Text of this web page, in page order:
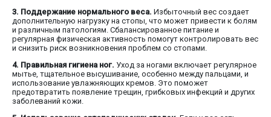
3. Поддержание нормального веса. Избыточный вес создает
дополнительную нагрузку на стопы, что может привести к болям
и различным патологиям. Сбалансированное питание и
регулярная физическая активность помогут контролировать вес
и снизить риск возникновения проблем со стопами.
4. Правильная гигиена ног. Уход за ногами включает регулярное
мытье, тщательное высушивание, особенно между пальцами, и
использование увлажняющих кремов. Это поможет
предотвратить появление трещин, грибковых инфекций и других
заболеваний кожи.